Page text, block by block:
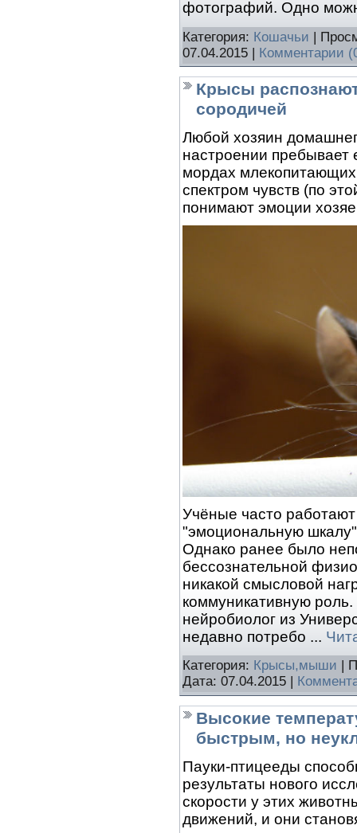
фотографий. Одно
Категория: Кошачьи |
07.04.2015 | Комментарии
Крысы
сородичей
Любой хозяин
настроении
мордах
спектром чувств (по
понимают эмоции
Учёные часто
"эмоциональную
Однако ранее было
бессознательной
никакой смысловой
коммуникативную
нейробиолог из
недавно потребо ...
Категория: Крысы,мыши |
Дата: 07.04.2015
Высокие
быстрым, но
Пауки-птицееды
результаты нового
скорости у этих
движений, и они